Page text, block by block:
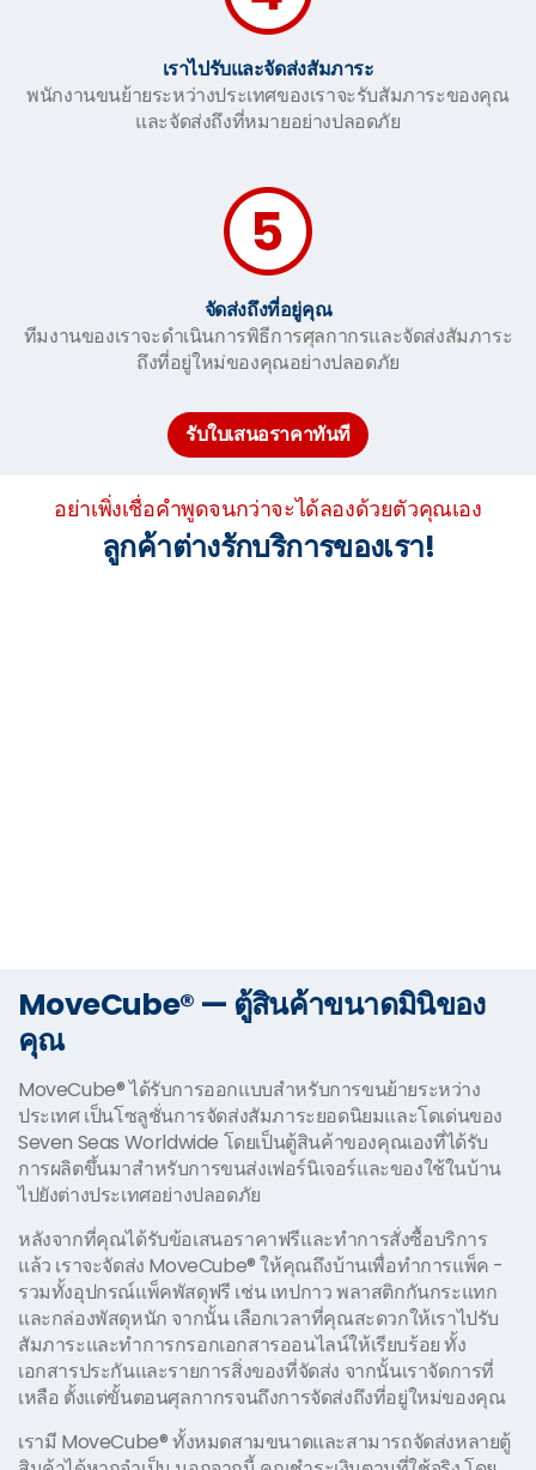
เราไปรับและจัดส่งสัมภาระ
พนักงานขนย้ายระหว่างประเทศของเราจะรับสัมภาระของคุณ
และจัดส่งถึงที่หมายอย่างปลอดภัย
จัดส่งถึงที่อยู่คุณ
ทีมงานของเราจะดำเนินการพิธีการศุลกากรและจัดส่งสัมภาระ
ถึงที่อยู่ใหม่ของคุณอย่างปลอดภัย
รับใบเสนอราคาทันที
อย่าเพิ่งเชื่อคำพูดจนกว่าจะได้ลองด้วยตัวคุณเอง
ลูกค้าต่างรักบริการของเรา!
MoveCube® — ตู้สินค้าขนาดมินิของ
คุณ
MoveCube® ได้รับการออกแบบสำหรับการขนย้ายระหว่าง
ประเทศ เป็นโซลูชั่นการจัดส่งสัมภาระยอดนิยมและโดเด่นของ
Seven Seas Worldwide โดยเป็นตู้สินค้าของคุณเองที่ได้รับ
การผลิตขึ้นมาสำหรับการขนส่งเฟอร์นิเจอร์และของใช้ในบ้าน
ไปยังต่างประเทศอย่างปลอดภัย
หลังจากที่คุณได้รับข้อเสนอราคาฟรีและทำการสั่งซื้อบริการ
แล้ว เราจะจัดส่ง MoveCube® ให้คุณถึงบ้านเพื่อทำการแพ็ค -
รวมทั้งอุปกรณ์แพ็คพัสดุฟรี เช่น เทปกาว พลาสติกกันกระแทก
และกล่องพัสดุหนัก จากนั้น เลือกเวลาที่คุณสะดวกให้เราไปรับ
สัมภาระและทำการกรอกเอกสารออนไลน์ให้เรียบร้อย ทั้ง
เอกสารประกันและรายการสิ่งของที่จัดส่ง จากนั้นเราจัดการที่
เหลือ ตั้งแต่ขั้นตอนศุลกากรจนถึงการจัดส่งถึงที่อยู่ใหม่ของคุณ
เรามี MoveCube® ทั้งหมดสามขนาดและสามารถจัดส่งหลายตู้